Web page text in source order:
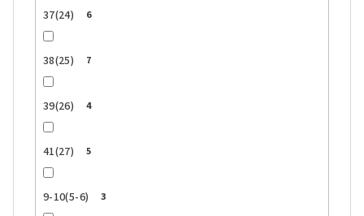
37(24) 6
38(25) 7
39(26) 4
41(27) 5
9-10(5-6) 3